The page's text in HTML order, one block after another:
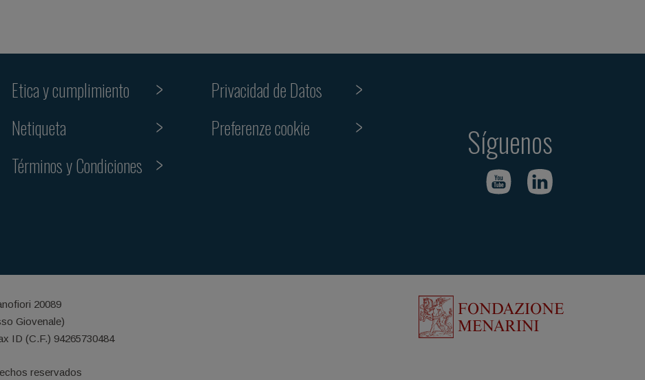
Etica y cumplimiento
Netiqueta
Términos y Condiciones
Privacidad de Datos
Preferenze cookie
Síguenos
20089
Giovenale)
ID (C.F.) 94265730484
reservados